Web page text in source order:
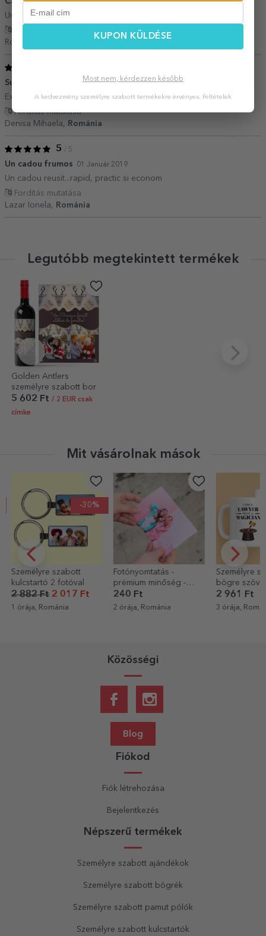
04 November 2023
Un cadou frumos si original.
Roxana,
Super. 19 December 2019
Exact ca în poza!!!
Fordítás mutatása
Denisa Mihaela,
Románia
5 / 5
Un cadou frumos 01 Január 2019
Un cadou reusit...rapid, practic si econom
Fordítás mutatása
Lazar Ionela,
Románia
Legutóbb megtekintett termékek
Golden Antlers
személyre szabott bor
5 602 Ft / 2 EUR csak
címke
Mit vásárolnak mások
Fotónyomtatás -
prémium minőség -
10x15 cm-es formátum
240 Ft
2 órája, Románia
Személyre szabott
bögre szöveggel -
Ügyvéd
2 961 Ft
3 órája, Románia
Személyre
poszter a
grafikáiddal
3 922 Ft
3 órája,
Közösségi
Blog
Fiókod
Fiók létrehozása
Bejelentkezés
Népszerű termékek
Személyre szabott ajándékok
Személyre szabott bögrék
Személyre szabott pamut pólók
Személyre szabott kulcstartók
KUPON KÜLDÉSE
Most nem, kérdezzen később
A kedvezmény személyre szabott termékekre érvényes. Feltételek